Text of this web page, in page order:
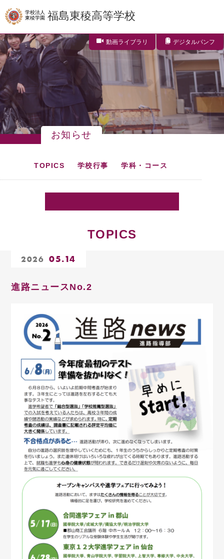
学校法人
東稜学園 福島東稜高等学校
動画ライブラリ デジタルパンフ
お知らせ
TOPICS 学校行事 学科・コース
TOPICS
2026 05.14
進路ニュースNo.2